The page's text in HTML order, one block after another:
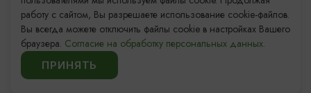
Контакты Туристского
информационного центра
+7 (4012) 555-200
работу с сайтом, Вы разрешаете использование cookie-файлов.
Вы всегда можете отключить файлы cookie в настройках Вашего
браузера. Согласие на обработку персональных данных.
ПРИНЯТЬ